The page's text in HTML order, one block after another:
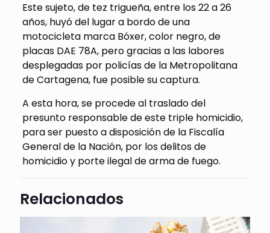
Este sujeto, de tez trigueña, entre los 22 a 26
años, huyó del lugar a bordo de una
motocicleta marca Bóxer, color negro, de
placas DAE 78A, pero gracias a las labores
desplegadas por policías de la Metropolitana
de Cartagena, fue posible su captura.
A esta hora, se procede al traslado del
presunto responsable de este triple homicidio,
para ser puesto a disposición de la Fiscalía
General de la Nación, por los delitos de
homicidio y porte ilegal de arma de fuego.
Relacionados